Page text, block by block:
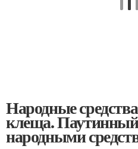
Народные
клеща.
народными